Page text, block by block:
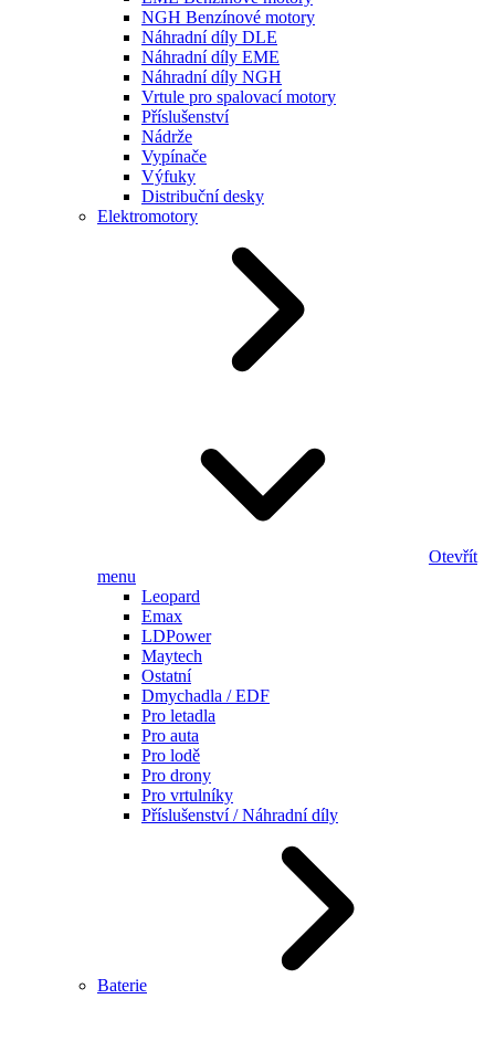
NGH Benzínové motory
Náhradní díly DLE
Náhradní díly EME
Náhradní díly NGH
Vrtule pro spalovací motory
Příslušenství
Nádrže
Vypínače
Výfuky
Distribuční desky
Elektromotory
Otevřít
menu
Leopard
Emax
LDPower
Maytech
Ostatní
Dmychadla / EDF
Pro letadla
Pro auta
Pro lodě
Pro drony
Pro vrtulníky
Příslušenství / Náhradní díly
Baterie